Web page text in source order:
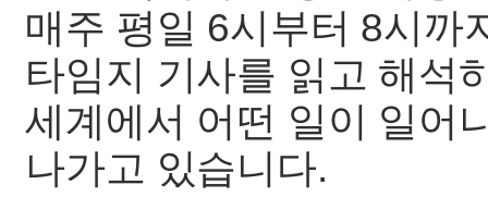
매주 평일 6시부터 8시까
타임지 기사를 읽고 해석
세계에서 어떤 일이 일어
나가고 있습니다.